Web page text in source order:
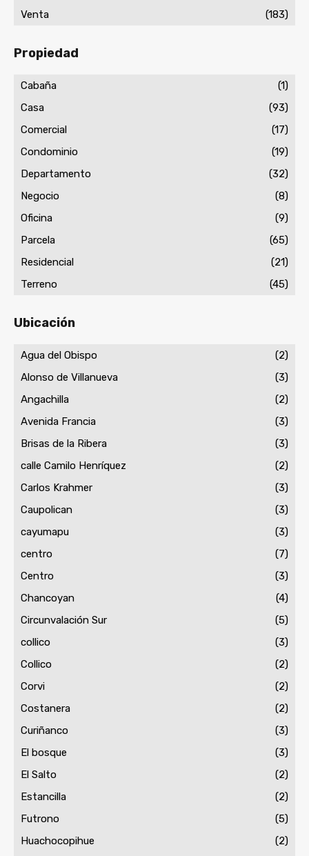
Venta
(183)
Propiedad
Cabaña
(1)
Casa
(93)
Comercial
(17)
Condominio
(19)
Departamento
(32)
Negocio
(8)
Oficina
(9)
Parcela
(65)
Residencial
(21)
Terreno
(45)
Ubicación
Agua del Obispo
(2)
Alonso de Villanueva
(3)
Angachilla
(2)
Avenida Francia
(3)
Brisas de la Ribera
(3)
calle Camilo Henríquez
(2)
Carlos Krahmer
(3)
Caupolican
(3)
cayumapu
(3)
centro
(7)
Centro
(3)
Chancoyan
(4)
Circunvalación Sur
(5)
collico
(3)
Collico
(2)
Corvi
(2)
Costanera
(2)
Curiñanco
(3)
El bosque
(3)
El Salto
(2)
Estancilla
(2)
Futrono
(5)
Huachocopihue
(2)